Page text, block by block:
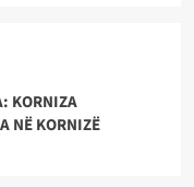
KORNIZA
NË KORNIZË